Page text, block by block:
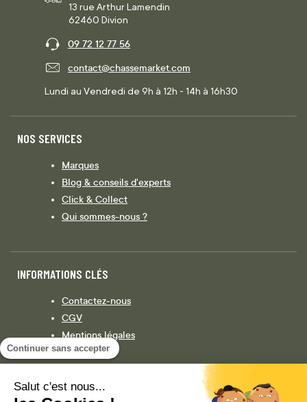
Continuer sans accepter
Salut c'est nous...
13 rue Arthur Lamendin
62460 Divion
09 72 12 77 56
contact@chassemarket.com
Lundi au Vendredi de 9h à 12h - 14h à 16h30
NOS SERVICES
Marques
Blog & conseils d'experts
Click & Collect
Qui sommes-nous ?
INFORMATIONS CLÉS
Contactez-nous
CGV
Mentions légales
Législation